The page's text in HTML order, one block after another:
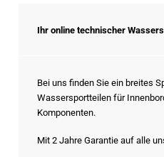
Ihr online technischer
Bei uns finden Sie ein breites
Wassersportteilen für
Komponenten.
Mit 2 Jahre Garantie auf alle